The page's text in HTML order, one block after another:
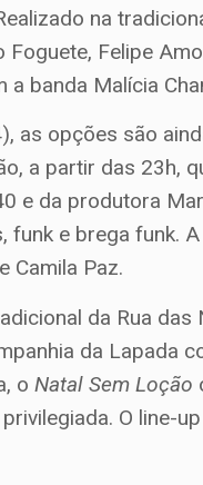
na
Felipe
a banda Malícia
as opções são
a partir das 23h,
e da produtora
funk e brega funk.
Camila Paz.
da Rua
da Lapada
o Natal Sem Loção
O line-